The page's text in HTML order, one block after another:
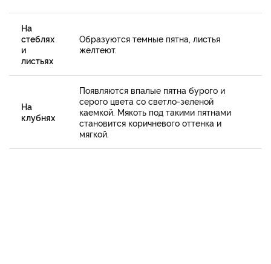
На
стеблях
и
листьях
Образуются темные пятна, листья
желтеют.
На
клубнях
Появляются впалые пятна бурого и
серого цвета со светло-зеленой
каемкой. Мякоть под такими пятнами
становится коричневого оттенка и
мягкой.